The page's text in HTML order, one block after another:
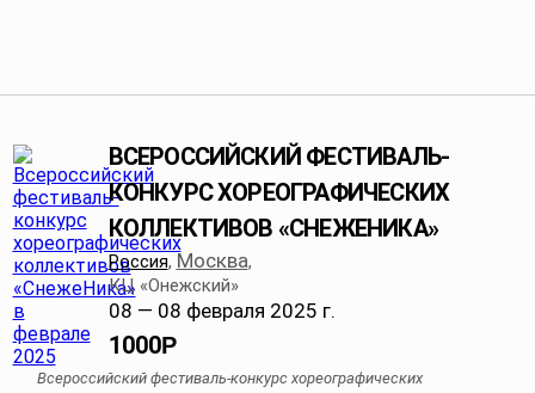
ВСЕРОССИЙСКИЙ ФЕСТИВАЛЬ-
КОНКУРС ХОРЕОГРАФИЧЕСКИХ
КОЛЛЕКТИВОВ «СНЕЖЕНИКА»
Россия, Москва,
КЦ «Онежский»
08 — 08 февраля 2025 г.
1000Р
Всероссийский фестиваль-конкурс хореографических